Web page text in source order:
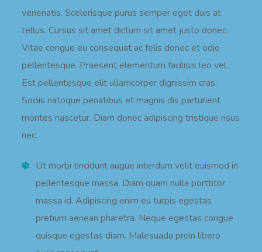
venenatis. Scelerisque purus semper eget duis at
tellus. Cursus sit amet dictum sit amet justo donec.
Vitae congue eu consequat ac felis donec et odio
pellentesque. Praesent elementum facilisis leo vel.
Est pellentesque elit ullamcorper dignissim cras.
Sociis natoque penatibus et magnis dis parturient
montes nascetur. Diam donec adipiscing tristique risus
nec.
Ut morbi tincidunt augue interdum velit euismod in
pellentesque massa. Diam quam nulla porttitor
massa id. Adipiscing enim eu turpis egestas
pretium aenean pharetra. Neque egestas congue
quisque egestas diam. Malesuada proin libero